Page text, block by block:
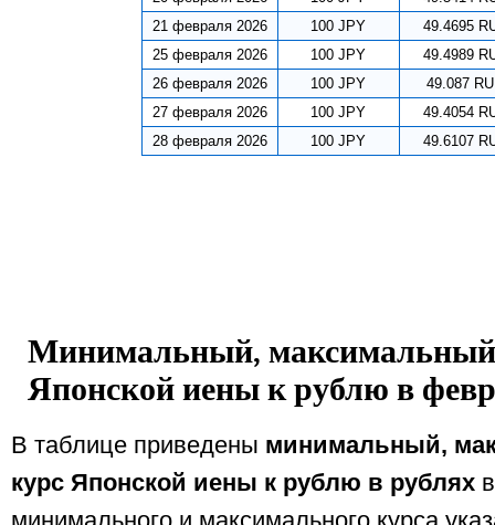
21 февраля 2026
100 JPY
49.4695
25 февраля 2026
100 JPY
49.4989
26 февраля 2026
100 JPY
49.087
27 февраля 2026
100 JPY
49.4054
28 февраля 2026
100 JPY 49.6107
Минимальный, максимальный
Японской иены к рублю в
В таблице приведены минимальный,
курс Японской иены к рублю в рублях